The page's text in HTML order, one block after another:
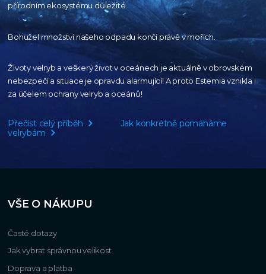
přírodnímekosystému důležité.
Bohužel množství našeho odpadu končí právě v mořích.
Životy velryb a veškerý život v oceánech je aktuálněv obrovském
nebezpečí a situace je opravdu alarmující!A proto Estemia vznikla i
za účelem ochrany velryb a oceánů!
Přečíst celý příběh
Jak konkrétně pomáháme
velrybám
VŠE O NÁKUPU
Časté dotazy
Jak vybrat správnou velikost
Doprava a platba